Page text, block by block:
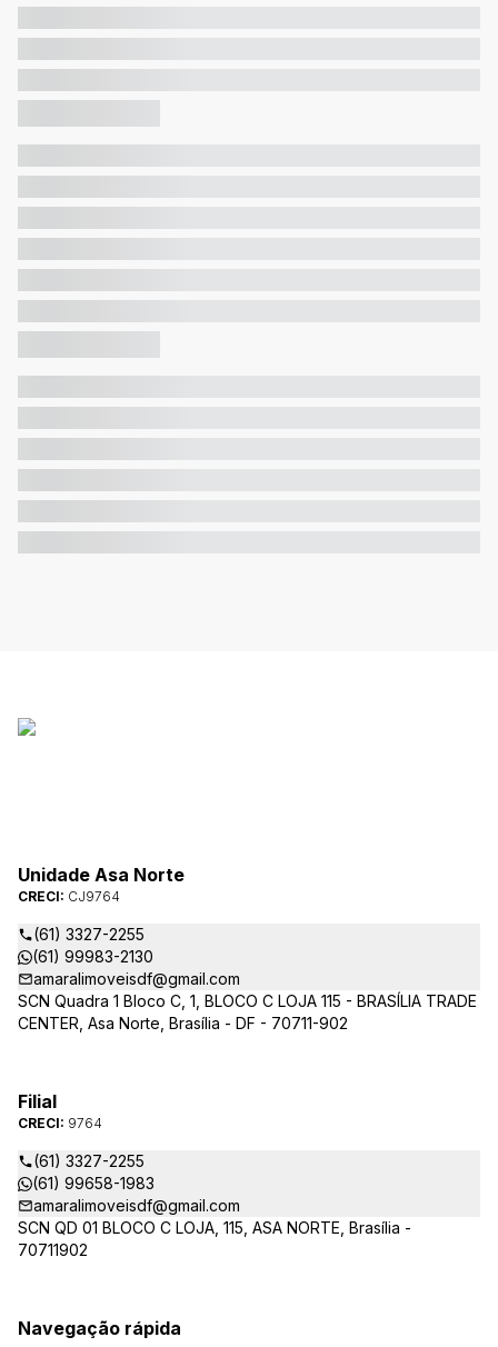
Unidade Asa Norte
CRECI: CJ9764
(61) 3327-2255
(61) 99983-2130
amaralimoveisdf@gmail.com
SCN Quadra 1 Bloco C, 1, BLOCO C LOJA 115 - BRASÍLIA TRADE
CENTER, Asa Norte, Brasília - DF - 70711-902
Filial
CRECI: 9764
(61) 3327-2255
(61) 99658-1983
amaralimoveisdf@gmail.com
SCN QD 01 BLOCO C LOJA, 115, ASA NORTE, Brasília -
70711902
Navegação rápida